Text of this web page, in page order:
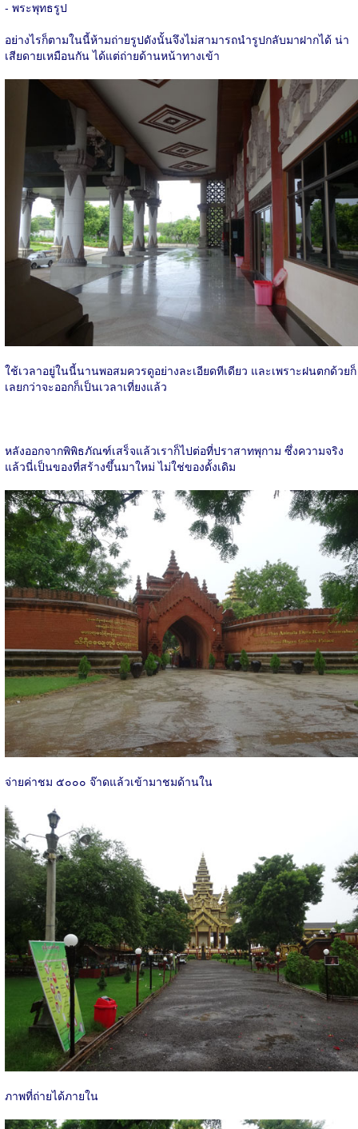
- พระพุทธรูป
อย่างไรก็ตามในนี้ห้ามถ่ายรูปดังนั้นจึงไม่สามารถนำรูปกลับมาฝากได้ น่า
เสียดายเหมือนกัน ได้แต่ถ่ายด้านหน้าทางเข้า
ใช้เวลาอยู่ในนี้นานพอสมควรดูอย่างละเอียดทีเดียว และเพราะฝนตกด้วยก็
เลยกว่าจะออกก็เป็นเวลาเที่ยงแล้ว
หลังออกจากพิพิธภัณฑ์เสร็จแล้วเราก็ไปต่อที่ปราสาทพุกาม ซึ่งความจริง
แล้วนี่เป็นของที่สร้างขึ้นมาใหม่ ไม่ใช่ของดั้งเดิม
จ่ายค่าชม ๕๐๐๐ จ๊าดแล้วเข้ามาชมด้านใน
ภาพที่ถ่ายได้ภายใน